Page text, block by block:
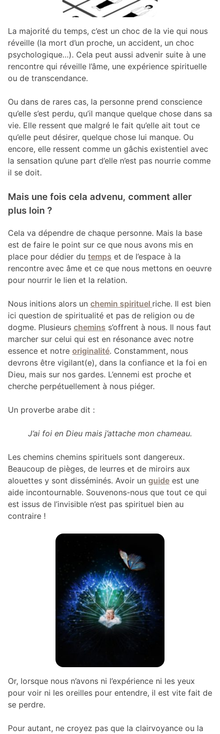
La majorité du temps, c’est un choc de la vie qui nous
réveille (la mort d’un proche, un accident, un choc
psychologique…). Cela peut aussi advenir suite à une
rencontre qui réveille l’âme, une expérience spirituelle
ou de transcendance.
Ou dans de rares cas, la personne prend conscience
qu’elle s’est perdu, qu’il manque quelque chose dans sa
vie. Elle ressent que malgré le fait qu’elle ait tout ce
qu’elle peut désirer, quelque chose lui manque. Ou
encore, elle ressent comme un gâchis existentiel avec
la sensation qu’une part d’elle n’est pas nourrie comme
il se doit.
Mais une fois cela advenu, comment aller
plus loin ?
Cela va dépendre de chaque personne. Mais la base
est de faire le point sur ce que nous avons mis en
place pour dédier du temps et de l’espace à la
rencontre avec âme et ce que nous mettons en oeuvre
pour nourrir le lien et la relation.
Nous initions alors un chemin spirituel riche. Il est bien
ici question de spiritualité et pas de religion ou de
dogme. Plusieurs chemins s’offrent à nous. Il nous faut
marcher sur celui qui est en résonance avec notre
essence et notre originalité. Constamment, nous
devrons être vigilant(e), dans la confiance et la foi en
Dieu, mais sur nos gardes. L’ennemi est proche et
cherche perpétuellement à nous piéger.
Un proverbe arabe dit :
J’ai foi en Dieu mais j’attache mon chameau.
Les chemins chemins spirituels sont dangereux.
Beaucoup de pièges, de leurres et de miroirs aux
alouettes y sont disséminés. Avoir un guide est une
aide incontournable. Souvenons-nous que tout ce qui
est issus de l’invisible n’est pas spirituel bien au
contraire !
Or, lorsque nous n’avons ni l’expérience ni les yeux
pour voir ni les oreilles pour entendre, il est vite fait de
se perdre.
Pour autant, ne croyez pas que la clairvoyance ou la